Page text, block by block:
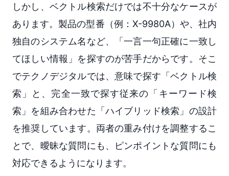
しかし、ベクトル検索だけでは不十分なケースが
あります。製品の型番（例：X-9980A）や、社内
独自のシステム名など、「一言一句正確に一致し
てほしい情報」を探すのが苦手だからです。そこ
でテクノデジタルでは、意味で探す「ベクトル検
索」と、完全一致で探す従来の「キーワード検
索」を組み合わせた「ハイブリッド検索」の設計
を推奨しています。両者の重み付けを調整するこ
とで、曖昧な質問にも、ピンポイントな質問にも
対応できるようになります。